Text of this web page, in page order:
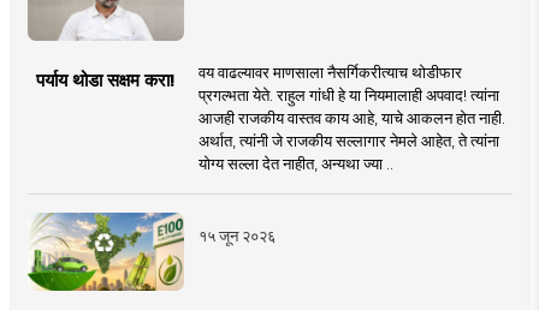
पर्याय थोडा सक्षम करा!
वय वाढल्यावर माणसाला नैसर्गिकरीत्याच थोडीफार
प्रगल्भता येते. राहुल गांधी हे या नियमालाही अपवाद! त्यांना
आजही राजकीय वास्तव काय आहे, याचे आकलन होत नाही.
अर्थात, त्यांनी जे राजकीय सल्लागार नेमले आहेत, ते त्यांना
योग्य सल्ला देत नाहीत, अन्यथा ज्या ..
१५ जून २०२६